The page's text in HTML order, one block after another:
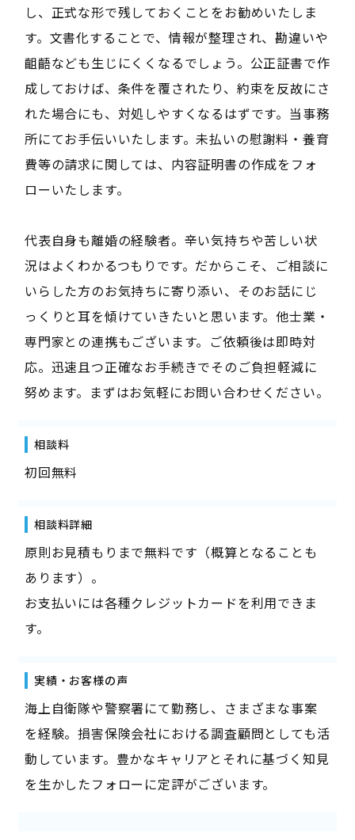
し、正式な形で残しておくことをお勧めいたしま
す。文書化することで、情報が整理され、勘違いや
齟齬なども生じにくくなるでしょう。公正証書で作
成しておけば、条件を覆されたり、約束を反故にさ
れた場合にも、対処しやすくなるはずです。当事務
所にてお手伝いいたします。未払いの慰謝料・養育
費等の請求に関しては、内容証明書の作成をフォ
ローいたします。
代表自身も離婚の経験者。辛い気持ちや苦しい状
況はよくわかるつもりです。だからこそ、ご相談に
いらした方のお気持ちに寄り添い、そのお話にじ
っくりと耳を傾けていきたいと思います。他士業・
専門家との連携もございます。ご依頼後は即時対
応。迅速且つ正確なお手続きでそのご負担軽減に
努めます。まずはお気軽にお問い合わせください。
相談料
初回無料
相談料詳細
原則お見積もりまで無料です（概算となることも
あります）。
お支払いには各種クレジットカードを利用できま
す。
実績・お客様の声
海上自衛隊や警察署にて勤務し、さまざまな事案
を経験。損害保険会社における調査顧問としても活
動しています。豊かなキャリアとそれに基づく知見
を生かしたフォローに定評がございます。